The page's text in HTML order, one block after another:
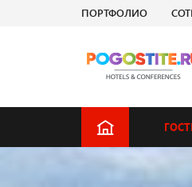
ПОРТФОЛИО